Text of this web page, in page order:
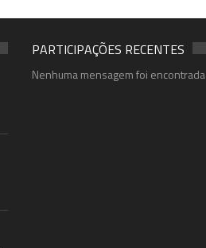
PARTICIPAÇÕES RECENTES
Nenhuma mensagem foi encontrada